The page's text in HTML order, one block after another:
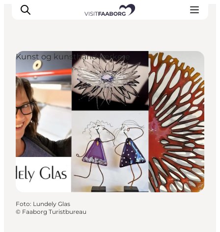
Overnatning
Spisesteder
Oplevelser
Øhop
Outdoor
Det sker
Kunst og kunsthåndværkere
Foto: Lundely Glas
© Faaborg Turistbureau